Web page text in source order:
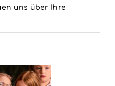
uns über Ihre